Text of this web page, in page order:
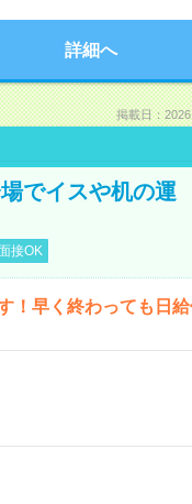
詳細へ
掲載日：
でイスや机の運
接OK
！早く終わっても日